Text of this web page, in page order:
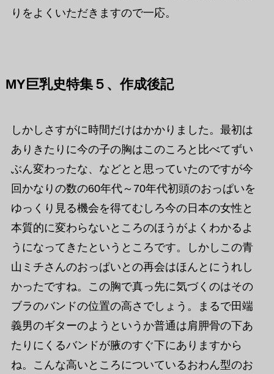
りをよくいただきますので一応。
MY巨乳史特集５、作成後記
しかしさすがに時間だけはかかりました。最初は
ありきたりに今の子の胸はこのころと比べてずい
ぶん変わったな、などとと思っていたのですが今
回かなりの数の60年代～70年代初頭のおっぱいを
ゆっくり見る機会を得てむしろ今の日本の女性と
本質的に変わらないところのほうがよくわかるよ
うになってきたというところです。しかしこの青
山ミチさんのおっぱいとの再会はほんとにうれし
かったですね。この胸で真っ先に気づくのはその
ブラのバンドの位置の高さでしょう。まるで田端
義男のギターのようというか普通は肩胛骨の下あ
たりにくるバンドが腋のすぐ下にありますから
ね。こんな高いところについているおわん型のお